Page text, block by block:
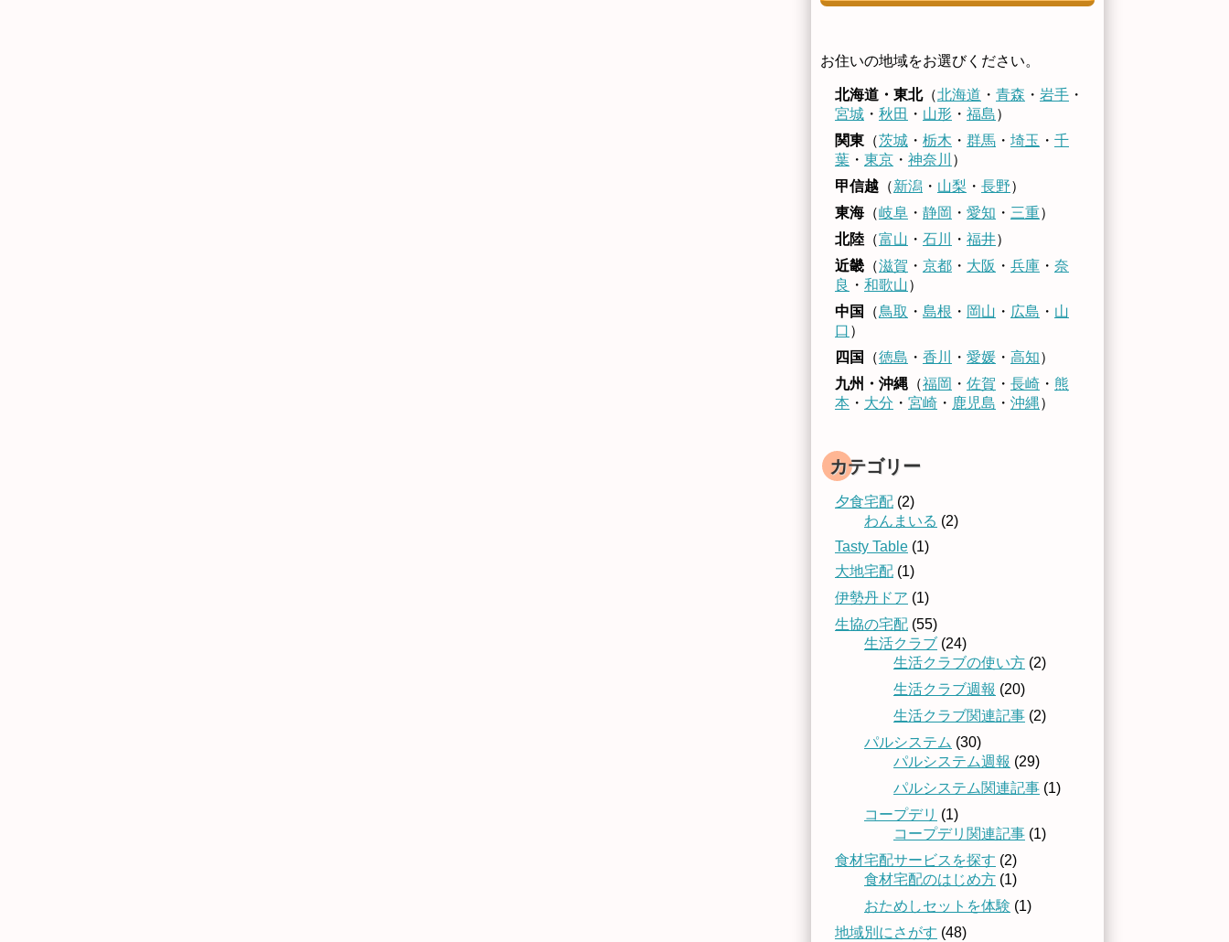
お住いの地域をお選びください。
北海道・東北（北海道 ・ 青森 ・ 岩手 ・
宮城 ・ 秋田 ・ 山形 ・ 福島）
関東 （茨城 ・ 栃木 ・ 群馬 ・ 埼玉 ・ 千
葉 ・ 東京 ・ 神奈川
）
甲信越 （新潟 ・ 山梨 ・ 長野）
東海（岐阜 ・ 静岡 ・ 愛知 ・ 三重）
北陸 （富山 ・ 石川 ・ 福井）
近畿 （滋賀 ・ 京都 ・ 大阪 ・ 兵庫 ・ 奈
良 ・ 和歌山）
中国
（鳥取 ・ 島根 ・ 岡山 ・ 広島 ・ 山
口 ）
四国
（徳島 ・ 香川 ・ 愛媛 ・ 高知）
九州・沖縄 （福岡 ・ 佐賀 ・ 長崎 ・ 熊
本 ・ 大分 ・ 宮崎 ・ 鹿児島 ・ 沖縄）
カテゴリー
夕食宅配 (2)
わんまいる (2)
Tasty Table (1)
大地宅配 (1)
伊勢丹ドア (1)
生協の宅配 (55)
生活クラブ (24)
生活クラブの使い方 (2)
生活クラブ週報 (20)
生活クラブ関連記事 (2)
パルシステム (30)
パルシステム週報 (29)
パルシステム関連記事 (1)
コープデリ (1)
コープデリ関連記事 (1)
食材宅配サービスを探す (2)
食材宅配のはじめ方 (1)
おためしセットを体験 (1)
地域別にさがす (48)